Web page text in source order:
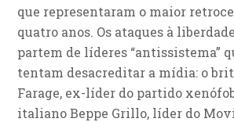
que representaram o maior
quatro anos. Os ataques à
partem de líderes “antissistema”
tentam desacreditar a mídia: o
Farage, ex-líder do partido
italiano Beppe Grillo, líder do